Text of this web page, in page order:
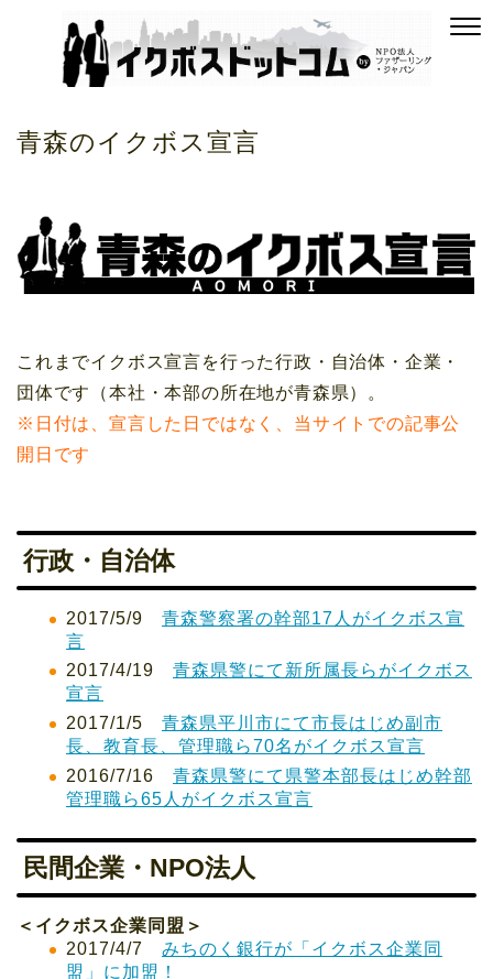
青森のイクボス宣言
これまでイクボス宣言を行った行政・自治体・企業・
団体です（本社・本部の所在地が青森県）。
※日付は、宣言した日ではなく、当サイトでの記事公
開日です
行政・自治体
2017/5/9 青森警察署の幹部17人がイクボス宣
言
2017/4/19 青森県警にて新所属長らがイクボス
宣言
2017/1/5 青森県平川市にて市長はじめ副市
長、教育長、管理職ら70名がイクボス宣言
2016/7/16 青森県警にて県警本部長はじめ幹部
管理職ら65人がイクボス宣言
民間企業・NPO法人
＜イクボス企業同 盟＞
2017/4/7 みちのく銀行が「イクボス企業同
盟」に加盟！